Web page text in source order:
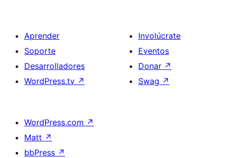
Aprender
Soporte
Desarrolladores
WordPress.tv ↗
Involúcrate
Eventos
Donar ↗
Swag ↗
WordPress.com ↗
Matt ↗
bbPress ↗